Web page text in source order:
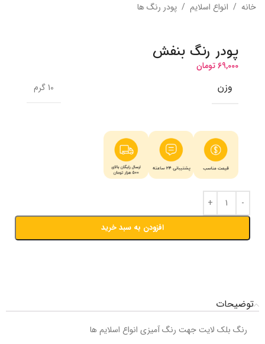
خانه / انواع اسلایم / پودر رنگ ها
پودر رنگ بنفش
69,000تومان
وزن 10 گرم
افزودن به سبد خرید
توضیحات
رنگ بلک لایت جهت رنگ آمیزی انواع اسلایم ها